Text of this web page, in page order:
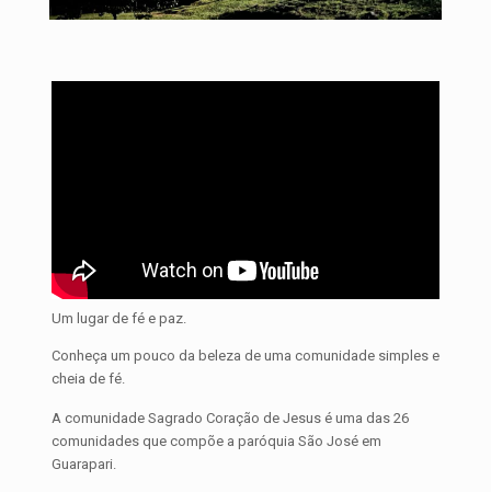
Um lugar de fé e paz.
Conheça um pouco da beleza de uma comunidade simples e
cheia de fé.
A comunidade Sagrado Coração de Jesus é uma das 26
comunidades que compõe a paróquia São José em
Guarapari.